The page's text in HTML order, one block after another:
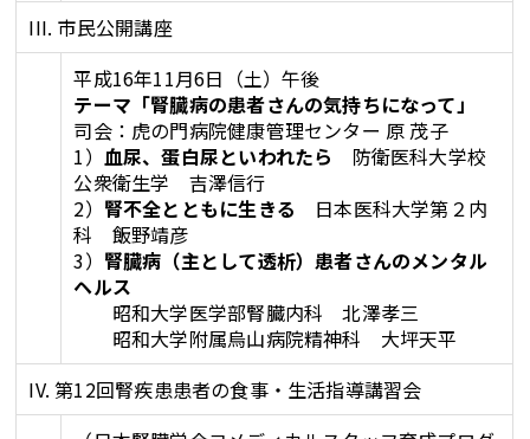
III. 市民公開講座
平成16年11月6日（土）午後
テーマ「腎臓病の患者さんの気持ちになって」
司会：虎の門病院健康管理センター 原 茂子
1） 血尿、蛋白尿といわれたら 防衛医科大学校
公衆衛生学 吉澤信行
2） 腎不全とともに生きる 日本医科大学第２内
科 飯野靖彦
3） 腎臓病（主として透析）患者さんのメンタル
ヘルス
昭和大学医学部腎臓内科 北澤孝三
昭和大学附属烏山病院精神科 大坪天平
IV. 第12回腎疾患患者の食事・生活指導講習会